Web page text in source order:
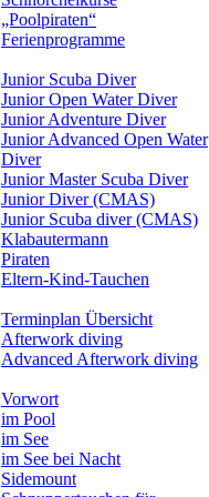
„Poolpiraten“
Ferienprogramme
Junior Scuba Diver
Junior Open Water Diver
Junior Adventure Diver
Junior Advanced Open Water
Diver
Junior Master Scuba Diver
Junior Diver (CMAS)
Junior Scuba diver (CMAS)
Klabautermann
Piraten
Eltern-Kind-Tauchen
Terminplan Übersicht
Afterwork diving
Advanced Afterwork diving
Vorwort
im Pool
im See
im See bei Nacht
Sidemount